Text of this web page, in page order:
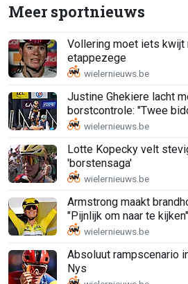
Meer sportnieuws
Vollering moet iets kwijt
etappezege
Justine Ghekiere lacht
borstcontrole: "Twee
Lotte Kopecky velt
'borstensaga'
Armstrong maakt
"Pijnlijk om naar te kijken"
Absoluut rampscenario
Nys